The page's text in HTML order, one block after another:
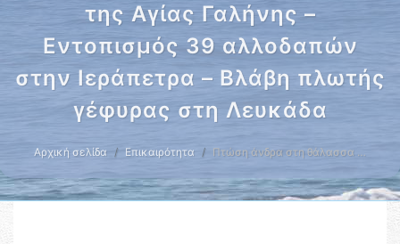
της Αγίας Γαλήνης –
Εντοπισμός 39 αλλοδαπών
στην Ιεράπετρα – Βλάβη πλωτής
γέφυρας στη Λευκάδα
Αρχική σελίδα Επικαιρότητα Πτώση άνδρα στη θάλασσα …